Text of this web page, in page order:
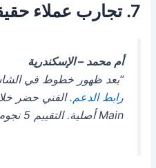
7. تجارب عملاء حقيقية
أم محمد – الإسكندرية
“بعد ظهور خطوط في
رابط الدعم. الفني حضر
Main أصلية. التقييم 5 نجوم!”